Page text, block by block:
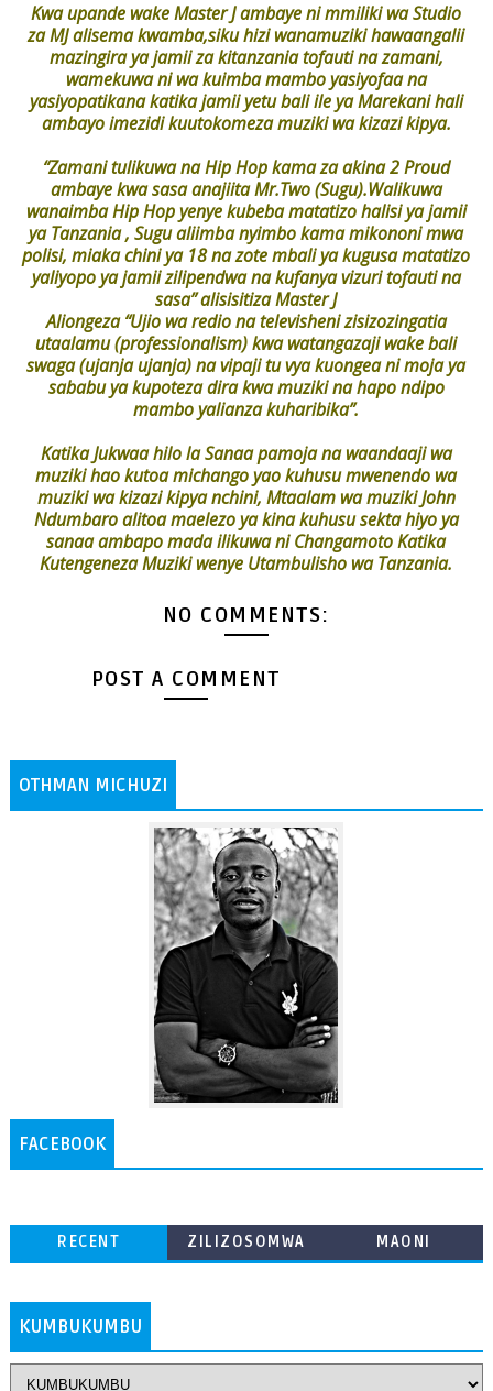
Kwa upande wake Master J ambaye ni mmiliki wa Studio
za MJ alisema kwamba,siku hizi wanamuziki hawaangalii
mazingira ya jamii za kitanzania tofauti na zamani,
wamekuwa ni wa kuimba mambo yasiyofaa na
yasiyopatikana katika jamii yetu bali ile ya Marekani hali
ambayo imezidi kuutokomeza muziki wa kizazi kipya.
“Zamani tulikuwa na Hip Hop kama za akina 2 Proud
ambaye kwa sasa anajiita Mr.Two (Sugu).Walikuwa
wanaimba Hip Hop yenye kubeba matatizo halisi ya jamii
ya Tanzania , Sugu aliimba nyimbo kama mikononi mwa
polisi, miaka chini ya 18 na zote mbali ya kugusa matatizo
yaliyopo ya jamii zilipendwa na kufanya vizuri tofauti na
sasa” alisisitiza Master J
Aliongeza “Ujio wa redio na televisheni zisizozingatia
utaalamu (professionalism) kwa watangazaji wake bali
swaga (ujanja ujanja) na vipaji tu vya kuongea ni moja ya
sababu ya kupoteza dira kwa muziki na hapo ndipo
mambo yalianza kuharibika”.
Katika Jukwaa hilo la Sanaa pamoja na waandaaji wa
muziki hao kutoa michango yao kuhusu mwenendo wa
muziki wa kizazi kipya nchini, Mtaalam wa muziki John
Ndumbaro alitoa maelezo ya kina kuhusu sekta hiyo ya
sanaa ambapo mada ilikuwa ni Changamoto Katika
Kutengeneza Muziki wenye Utambulisho wa Tanzania.
NO COMMENTS:
POST A COMMENT
OTHMAN MICHUZI
FACEBOOK
RECENT
ZILIZOSOMWA
MAONI
KUMBUKUMBU